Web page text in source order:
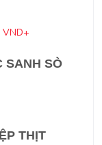
SANH SÒ
THỊT